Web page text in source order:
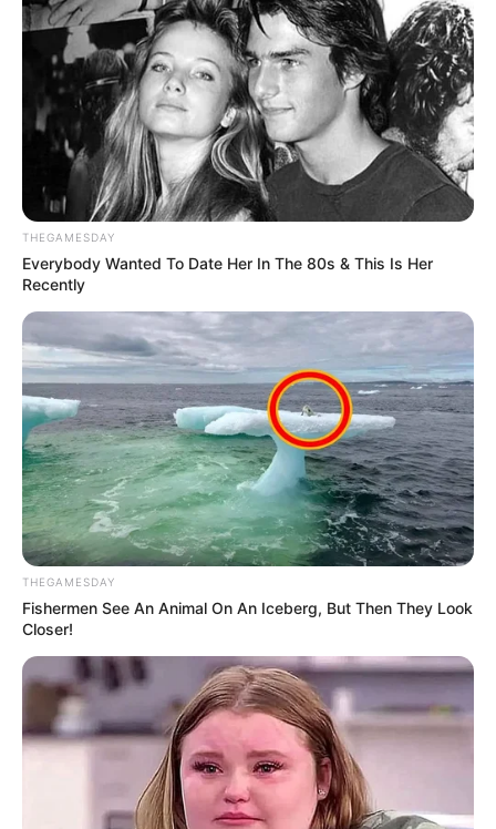
THEGAMESDAY
Everybody Wanted To Date Her In The 80s & This Is Her
Recently
THEGAMESDAY
Fishermen See An Animal On An Iceberg, But Then They Look
Closer!